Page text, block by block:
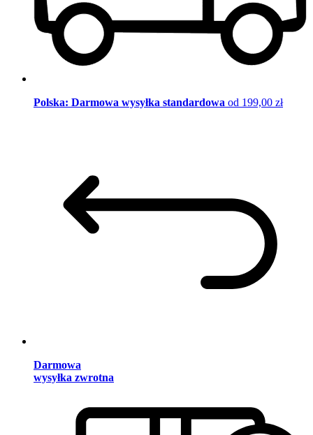
Polska: Darmowa wysyłka standardowa od 199,00 zł
Darmowa
wysyłka zwrotna